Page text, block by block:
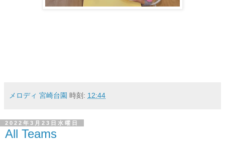
メロディ 宮崎台園 時刻: 12:44
2022年3月23日水曜日
All Teams